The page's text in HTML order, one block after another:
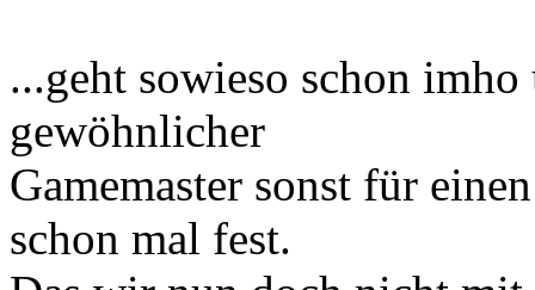
...geht sowieso schon
gewöhnlicher
Gamemaster sonst für
schon mal fest.